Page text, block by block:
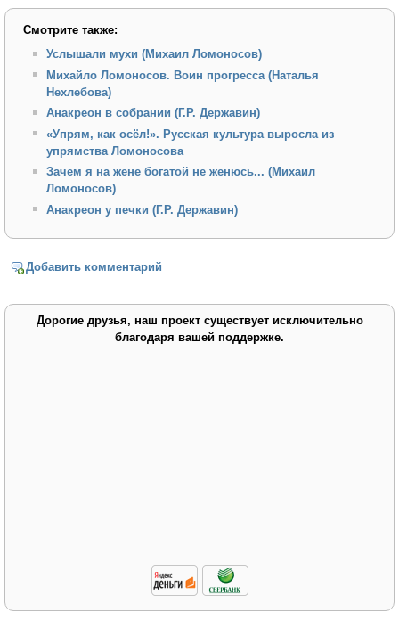
Смотрите также:
Услышали мухи (Михаил Ломоносов)
Михайло Ломоносов. Воин прогресса (Наталья
Нехлебова)
Анакреон в собрании (Г.Р. Державин)
«Упрям, как осёл!». Русская культура выросла из
упрямства Ломоносова
Зачем я на жене богатой не женюсь... (Михаил
Ломоносов)
Анакреон у печки (Г.Р. Державин)
Добавить комментарий
Дорогие друзья, наш проект существует исключительно
благодаря вашей поддержке.